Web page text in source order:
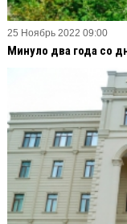
25 Ноябрь 2022 09:00
Минуло два года со